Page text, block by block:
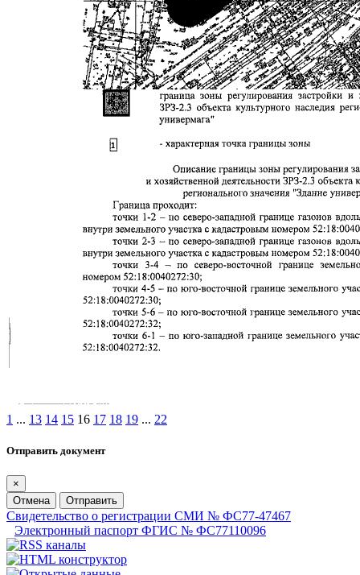
1 ... 13 14 15 16 17 18 19 ... 22
Отправить документ
×
Отмена
Отправить
Свидетельство о регистрации СМИ № ФС77-47467
Электронный паспорт ФГИС № ФС77110096